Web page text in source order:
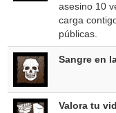
asesino 10
carga
públicas.
Sangre en
Valora tu